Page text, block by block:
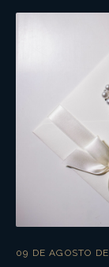
09 DE AGOSTO